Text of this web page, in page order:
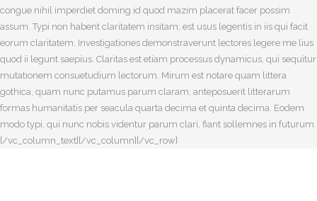
congue nihil imperdiet doming id quod mazim placerat facer possim
assum. Typi non habent claritatem insitam; est usus legentis in iis qui facit
eorum claritatem. Investigationes demonstraverunt lectores legere me lius
quod ii legunt saepius. Claritas est etiam processus dynamicus, qui sequitur
mutationem consuetudium lectorum. Mirum est notare quam littera
gothica, quam nunc putamus parum claram, anteposuerit litterarum
formas humanitatis per seacula quarta decima et quinta decima. Eodem
modo typi, qui nunc nobis videntur parum clari, fiant sollemnes in futurum.
[/vc_column_text][/vc_column][/vc_row]